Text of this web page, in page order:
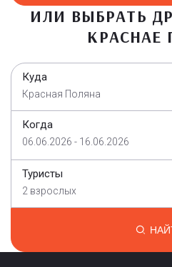
ИЛИ ВЫБРАТЬ
КРАСНАЕ
Куда
Красная Поляна
Когда
06.06.2026 - 16.06.2026
Туристы
2 взрослых